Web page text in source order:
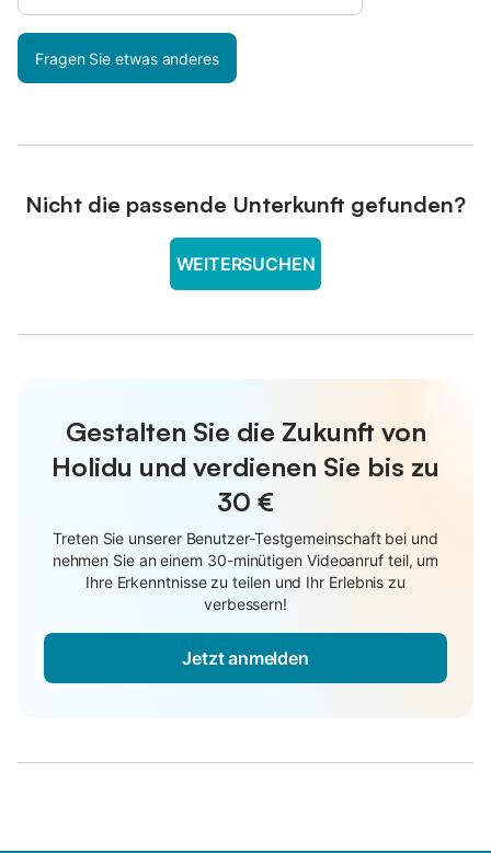
Fragen Sie etwas anderes
Nicht die passende Unterkunft gefunden?
WEITERSUCHEN
Gestalten Sie die Zukunft von
Holidu und verdienen Sie bis zu
30 €
Treten Sie unserer Benutzer-Testgemeinschaft bei und
nehmen Sie an einem 30-minütigen Videoanruf teil, um
Ihre Erkenntnisse zu teilen und Ihr Erlebnis zu
verbessern!
Jetzt anmelden